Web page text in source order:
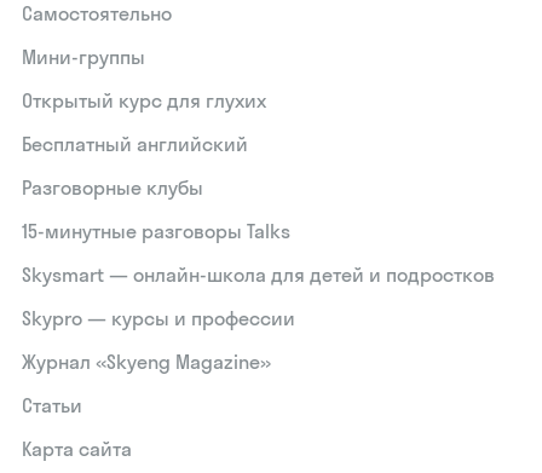
Самостоятельно
Мини-группы
Открытый курс для глухих
Бесплатный английский
Разговорные клубы
15‑минутные разговоры Talks
Skysmart — онлайн-школа для детей и подростков
Skypro — курсы и профессии
Журнал «Skyeng Magazine»
Статьи
Карта сайта